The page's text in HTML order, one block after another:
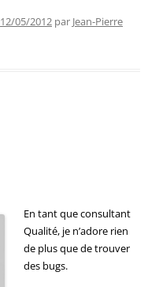
12/05/2012 par Jean-Pierre
En tant que consultant
Qualité, je n’adore rien
de plus que de trouver
des bugs.